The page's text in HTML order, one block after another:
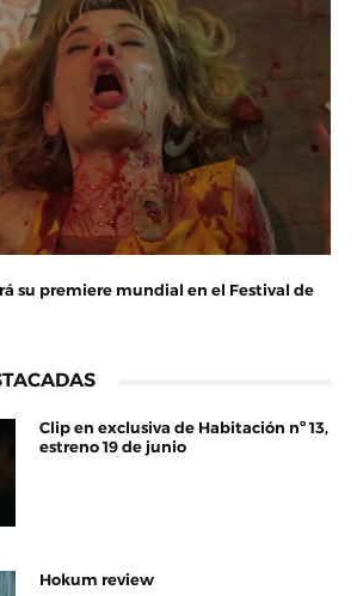
su premiere mundial en el Festival de
Clip en exclusiva de Habitación nº 13,
estreno 19 de junio
Hokum review